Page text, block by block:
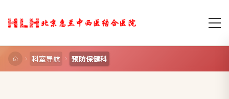
科室导航 预防保健科